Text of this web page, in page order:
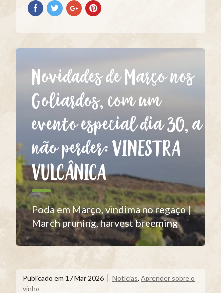
Partilhar
no
Partilhar
no
Partilhar
no
Partilhar
no
Novidades de Março nos
Goliardos, com um
evento especial dia 30, a
não perder: VINESTRA
VULCÂNICA
Poda em Março, vindima no regaço |
March pruning, harvest breeming
Publicado em 17 Mar 2026 Notícias, Aprender sobre o
vinho